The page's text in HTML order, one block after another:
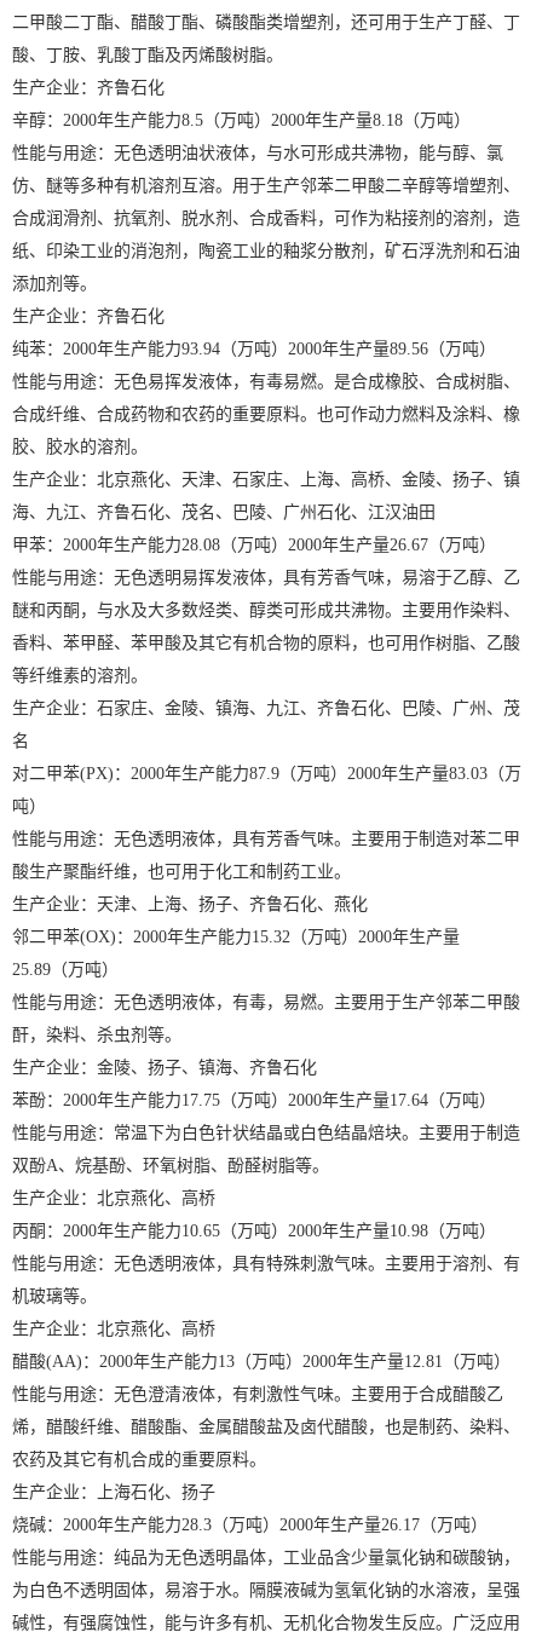
二甲酸二丁酯、醋酸丁酯、磷酸酯类增塑剂，还可用于生产丁醛、丁
酸、丁胺、乳酸丁酯及丙烯酸树脂。
生产企业：齐鲁石化
辛醇：2000年生产能力8.5（万吨）2000年生产量8.18（万吨）
性能与用途：无色透明油状液体，与水可形成共沸物，能与醇、氯
仿、醚等多种有机溶剂互溶。用于生产邻苯二甲酸二辛醇等增塑剂、
合成润滑剂、抗氧剂、脱水剂、合成香料，可作为粘接剂的溶剂，造
纸、印染工业的消泡剂，陶瓷工业的釉浆分散剂，矿石浮洗剂和石油
添加剂等。
生产企业：齐鲁石化
纯苯：2000年生产能力93.94（万吨）2000年生产量89.56（万吨）
性能与用途：无色易挥发液体，有毒易燃。是合成橡胶、合成树脂、
合成纤维、合成药物和农药的重要原料。也可作动力燃料及涂料、橡
胶、胶水的溶剂。
生产企业：北京燕化、天津、石家庄、上海、高桥、金陵、扬子、镇
海、九江、齐鲁石化、茂名、巴陵、广州石化、江汉油田
甲苯：2000年生产能力28.08（万吨）2000年生产量26.67（万吨）
性能与用途：无色透明易挥发液体，具有芳香气味，易溶于乙醇、乙
醚和丙酮，与水及大多数烃类、醇类可形成共沸物。主要用作染料、
香料、苯甲醛、苯甲酸及其它有机合物的原料，也可用作树脂、乙酸
等纤维素的溶剂。
生产企业：石家庄、金陵、镇海、九江、齐鲁石化、巴陵、广州、茂
名
对二甲苯(PX)：2000年生产能力87.9（万吨）2000年生产量83.03（万
吨）
性能与用途：无色透明液体，具有芳香气味。主要用于制造对苯二甲
酸生产聚酯纤维，也可用于化工和制药工业。
生产企业：天津、上海、扬子、齐鲁石化、燕化
邻二甲苯(OX)：2000年生产能力15.32（万吨）2000年生产量
25.89（万吨）
性能与用途：无色透明液体，有毒，易燃。主要用于生产邻苯二甲酸
酐，染料、杀虫剂等。
生产企业：金陵、扬子、镇海、齐鲁石化
苯酚：2000年生产能力17.75（万吨）2000年生产量17.64（万吨）
性能与用途：常温下为白色针状结晶或白色结晶焙块。主要用于制造
双酚A、烷基酚、环氧树脂、酚醛树脂等。
生产企业：北京燕化、高桥
丙酮：2000年生产能力10.65（万吨）2000年生产量10.98（万吨）
性能与用途：无色透明液体，具有特殊刺激气味。主要用于溶剂、有
机玻璃等。
生产企业：北京燕化、高桥
醋酸(AA)：2000年生产能力13（万吨）2000年生产量12.81（万吨）
性能与用途：无色澄清液体，有刺激性气味。主要用于合成醋酸乙
烯，醋酸纤维、醋酸酯、金属醋酸盐及卤代醋酸，也是制药、染料、
农药及其它有机合成的重要原料。
生产企业：上海石化、扬子
烧碱：2000年生产能力28.3（万吨）2000年生产量26.17（万吨）
性能与用途：纯品为无色透明晶体，工业品含少量氯化钠和碳酸钠，
为白色不透明固体，易溶于水。隔膜液碱为氢氧化钠的水溶液，呈强
碱性，有强腐蚀性，能与许多有机、无机化合物发生反应。广泛应用